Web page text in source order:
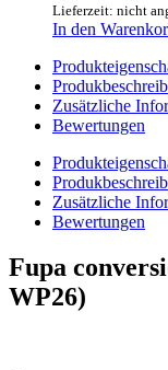
Lieferzeit: nicht
In den
Zusätzliche
Bewertungen
Zusätzliche
Bewertungen
Fupa
WP26)